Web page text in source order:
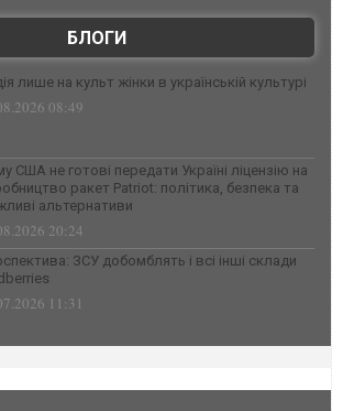
БЛОГИ
лише на культ жінки в українській культурі
08:49
США не готові передати Україні ліцензію на
ракет Patriot: політика, безпека та
альтернативи
20:24
ЗСУ добомблять і всі інші склади
11:31